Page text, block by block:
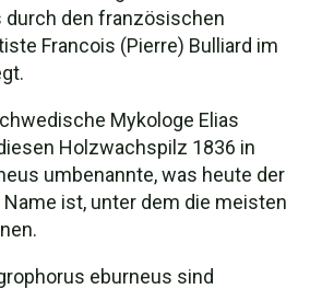
durch den französischen
Francois (Pierre) Bulliard im
Mykologe Elias
Holzwachspilz 1836 in
umbenannte, was heute der
ist, unter dem die meisten
eburneus sind